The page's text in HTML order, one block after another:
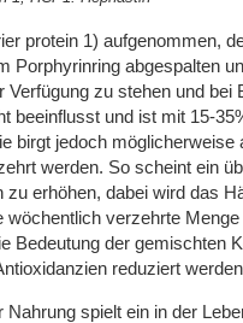
protein 1) aufgenommen,
abgespalten
zu stehen und
und ist mit 15-
birgt jedoch
werden. So scheint ein
erhöhen, dabei wird das
verzehrte
der gemischten
reduziert
spielt ein in der